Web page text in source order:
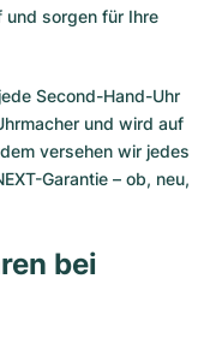
und sorgen für Ihre
Second-Hand-Uhr
und wird auf
versehen wir jedes
Garantie – ob, neu,
bei